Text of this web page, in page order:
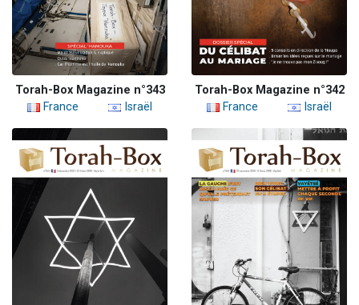
Torah-Box Magazine n°343
France
Israël
Torah-Box Magazine n°342
France
Israël